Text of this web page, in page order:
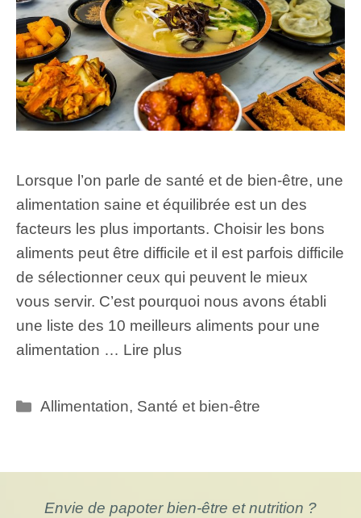
Lorsque l’on parle de santé et de bien-être, une
alimentation saine et équilibrée est un des
facteurs les plus importants. Choisir les bons
aliments peut être difficile et il est parfois difficile
de sélectionner ceux qui peuvent le mieux
vous servir. C’est pourquoi nous avons établi
une liste des 10 meilleurs aliments pour une
alimentation … Lire plus
Catégories
Allimentation, Santé et bien-être
Envie de papoter bien-être et nutrition ?